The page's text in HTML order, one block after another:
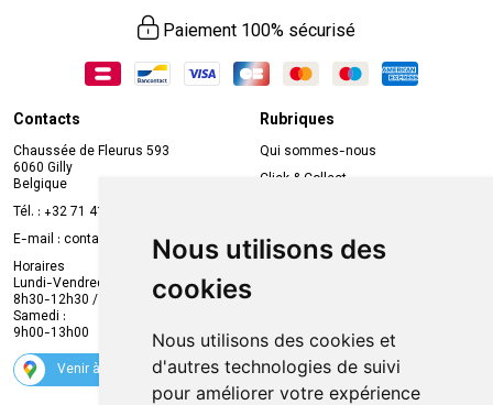
Nous utilisons des
cookies
Nous utilisons des cookies et
d'autres technologies de suivi
pour améliorer votre expérience
Paiement 100% sécurisé
Contacts
Chaussée de Fleurus 593
6060 Gilly
Belgique
Tél. : +32 71 41 32 10
E-mail : contact
mvapharma.be
Horaires
Lundi-Vendredi :
8h30-12h30 / 13h30-18h30
Samedi :
9h00-13h00
Venir à la pharmacie
Rubriques
Qui sommes-nous
Click & Collect
Compte professionnel
Envoi d’ordonnance
Suivez-nous